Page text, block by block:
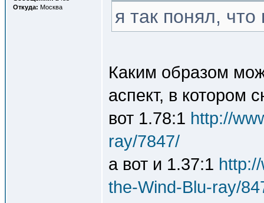
Откуда: Москва я так понял, что
Каким образом
аспект, в котором
вот 1.78:1 http://
ray/7847/
а вот и 1.37:1
the-Wind-Blu-ray/